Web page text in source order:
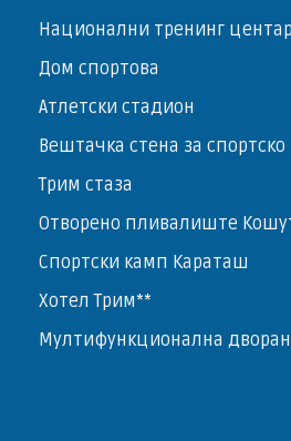
Национални тренинг центар
Дом спортова
Атлетски стадион
Вештачка стена за
Трим стаза
Отворено пливалиште
Спортски камп Караташ
Хотел Трим**
Мултифункционална